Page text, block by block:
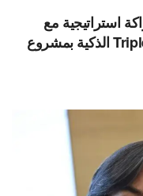
استراتيجية مع
ڤودافون مصر لتوفير خدمات Triple Play الذكية بمشروع